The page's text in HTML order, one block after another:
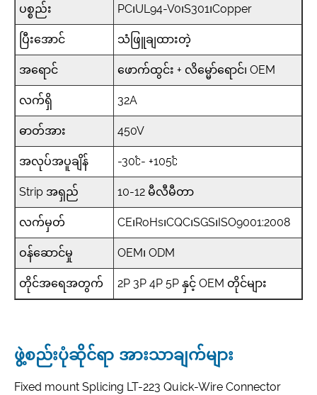
ပစ္စည်း PC၊UL94-V0၊S301၊Copper
ပြီးအောင် သံဖြူချထားတဲ့
အရောင် ဖောက်ထွင်း + လိမ္မော်ရောင်၊ OEM
လက်ရှိ 32A
ဓာတ်အား 450V
အလုပ်အပူချိန် -30℃- +105℃
Strip အရှည် 10-12 မီလီမီတာ
လက်မှတ် CE၊RoHs၊CQC၊SGS၊ISO9001:2008
ဝန်ဆောင်မှု OEM၊ ODM
တိုင်အရေအတွက် 2P 3P 4P 5P နှင့် OEM တိုင်များ
ဖွဲ့စည်းပုံဆိုင်ရာ အားသာချက်များ
Fixed mount Splicing LT-223 Quick-Wire Connector